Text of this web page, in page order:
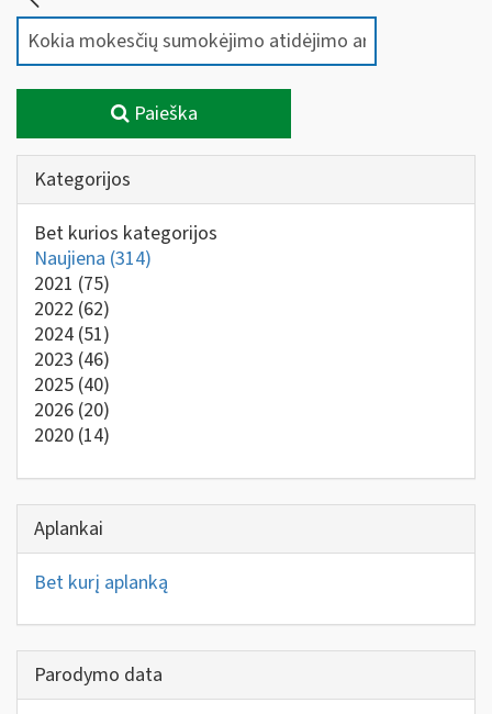
Paieška
Kategorijos
Bet kurios kategorijos
Naujiena (314)
2021 (75)
2022 (62)
2024 (51)
2023 (46)
2025 (40)
2026 (20)
2020 (14)
Aplankai
Bet kurį aplanką
Parodymo data